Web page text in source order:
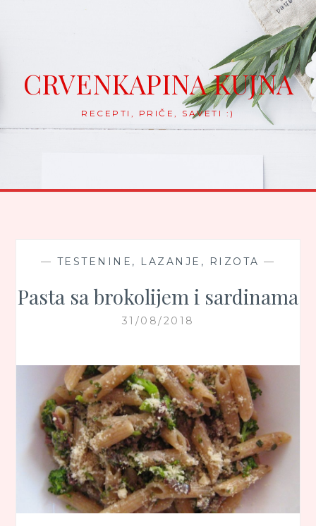
CRVENKAPINA KUJNA
RECEPTI, PRIČE, SAVETI :)
— TESTENINE, LAZANJE, RIZOTA —
Pasta sa brokolijem i sardinama
31/08/2018